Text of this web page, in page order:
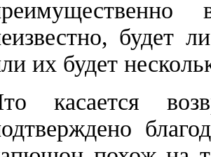
будет
их будет
касается